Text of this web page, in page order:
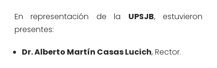
En representación de la UPSJB, estuvieron
presentes:
Dr. Alberto Martín Casas Lucich, Rector.